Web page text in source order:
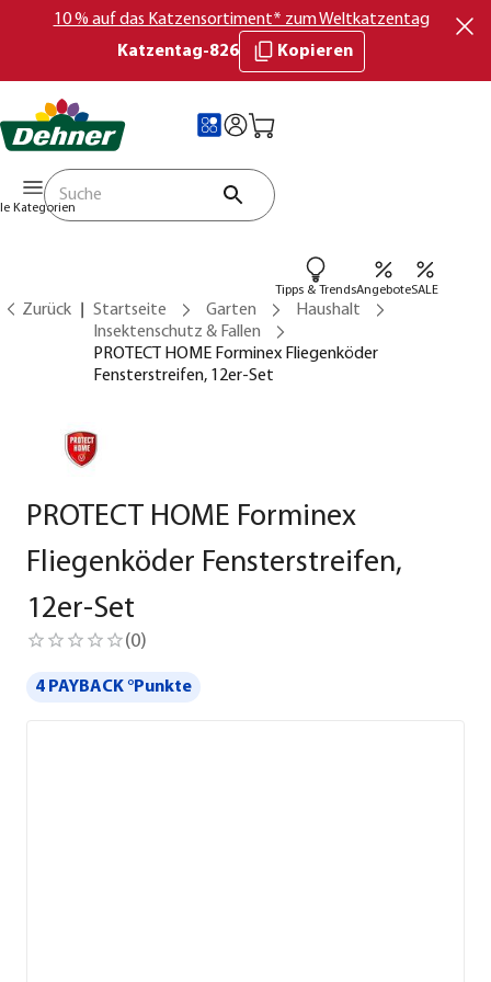
10 % auf das Katzensortiment* zum Weltkatzentag
Katzentag-826
Kopieren
Kategorien
Tipps & TrendsAngeboteSALE
Zurück Startseite Garten
Haushalt
Insektenschutz & Fallen
PROTECT HOME Forminex Fliegenköder
Fensterstreifen, 12er-Set
PROTECT HOME Forminex
Fliegenköder Fensterstreifen,
12er-Set
(0)
4 PAYBACK °Punkte